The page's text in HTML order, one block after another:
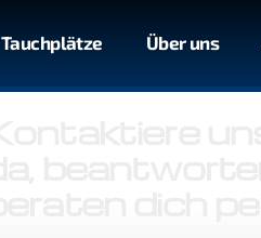
Tauchplätze Über uns